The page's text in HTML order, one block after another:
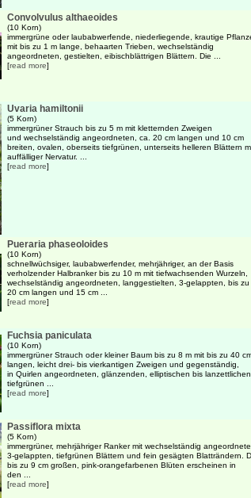
Convolvulus althaeoides
(10 Korn)
immergrüne oder laubabwerfende, niederliegende, krautige
mit bis zu 1 m lange, behaarten Trieben, wechselständig
angeordneten, gestielten, eibischblättrigen Blättern. Die ...
[read more]
Uvaria hamiltonii
(5 Korn)
immergrüner Strauch bis zu 5 m mit kletternden Zweigen
und wechselständig angeordneten, ca. 20 cm langen und 10 cm
breiten, ovalen, oberseits tiefgrünen, unterseits helleren Blättern
auffälliger Nervatur. ...
[read more]
Pueraria phaseoloides
(10 Korn)
schnellwüchsiger, laubabwerfender, mehrjähriger, an der Basis
verholzender Halbranker bis zu 10 m mit tiefwachsenden Wurzeln,
wechselständig angeordneten, langgestielten, 3-gelappten, bis zu
20 cm langen und 15 cm ...
[read more]
Fuchsia paniculata
(10 Korn)
immergrüner Strauch oder kleiner Baum bis zu 8 m mit bis zu 40
langen, leicht drei- bis vierkantigen Zweigen und gegenständig,
in Quirlen angeordneten, glänzenden, elliptischen bis lanzettlichen,
tiefgrünen ...
[read more]
Passiflora mixta
(5 Korn)
immergrüner, mehrjähriger Ranker mit wechselständig
3-gelappten, tiefgrünen Blättern und fein gesägten Blatträndern.
bis zu 9 cm großen, pink-orangefarbenen Blüten erscheinen in
den ...
[read more]